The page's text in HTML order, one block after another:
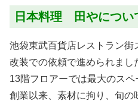
日本料理 田やについ
池袋東武百貨店レストラン
改装での依頼で進められまし
13階フロアーでは最大のスペ
創業以来、素材に拘り、旬